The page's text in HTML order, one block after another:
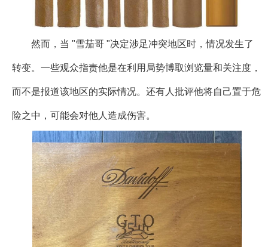
然而，当 "雪茄哥 "决定涉足冲突地区时，情况发生了
转变。一些观众指责他是在利用局势博取浏览量和关注度，
而不是报道该地区的实际情况。还有人批评他将自己置于危
险之中，可能会对他人造成伤害。